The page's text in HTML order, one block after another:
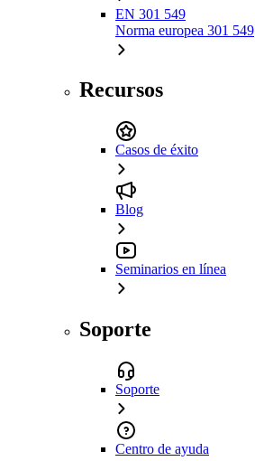
EN 301 549
Norma europea 301 549
Recursos
Casos de éxito
Blog
Seminarios en línea
Soporte
Soporte
Centro de ayuda